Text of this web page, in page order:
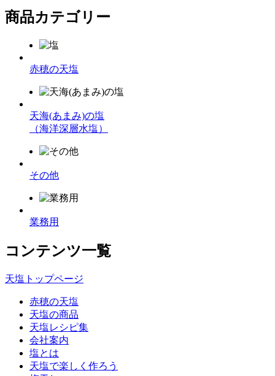
商品カテゴリー
赤穂の天塩
天海(あまみ)の塩
（海洋深層水塩）
その他
業務用
コンテンツ一覧
天塩トップページ
赤穂の天塩
天塩の商品
天塩レシピ集
会社案内
塩とは
天塩で楽しく作ろう